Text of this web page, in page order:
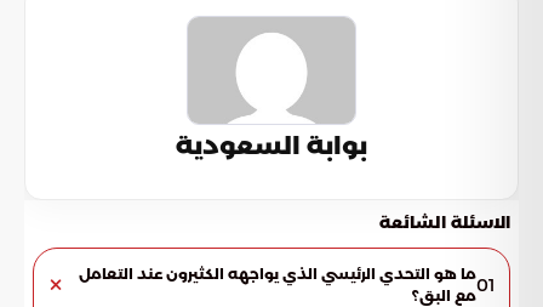
بوابة السعودية
الاسئلة الشائعة
01ما هو التحدي الرئيسي الذي يواجهه الكثيرون عند التعامل
مع البق؟